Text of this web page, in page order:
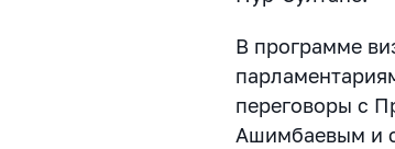
В программе
переговоры с
Ашимбаевым и